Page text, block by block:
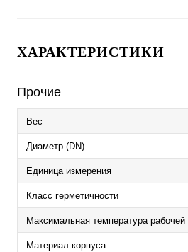
ХАРАКТЕРИСТИКИ
Прочие
Вес
Диаметр (DN)
Единица измерения
Класс герметичности
Максимальная температура
Материал корпуса